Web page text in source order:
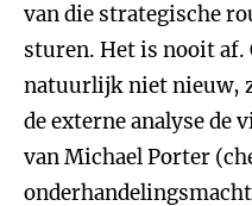
van die strategische
sturen. Het is nooit
natuurlijk niet nieuw,
de externe analyse
van Michael Porter